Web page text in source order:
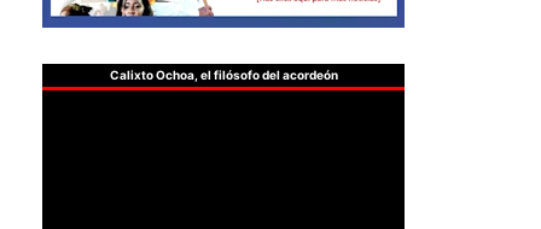
Calixto Ochoa, el filósofo del acordeón